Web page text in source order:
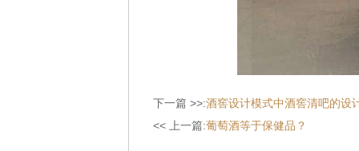
下一篇 >>:酒窖设计模式中酒窖清吧的设
<< 上一篇:葡萄酒等于保健品？